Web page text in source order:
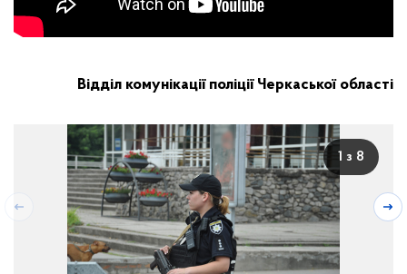
Відділ комунікації поліції Черкаської області
1 з 8